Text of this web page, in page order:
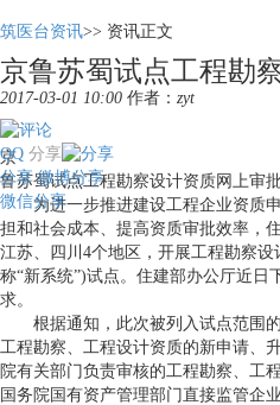
筑医台资讯>> 资讯正文
京鲁苏蜀试点工程勘
2017-03-01 10:00 作者： zyt
分享
QQ
分享 微博分享
微信分享
京
鲁苏蜀试点工程勘察设计资质网上审
为进一步推进建设工程企业资质
担和社会成本、提高资质审批效率，
江苏、四川 4个地区，开展工程勘察
称“新系统”)试点。住建部办公厅近日
求。
根据通知，此次被列入试点范围
工程勘察、工程设计资质的新申请、
院有关部门负责审核的工程勘察、工
国务院国有资产管理部门直接监管企